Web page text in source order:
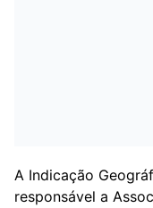
A Indicação
responsável a